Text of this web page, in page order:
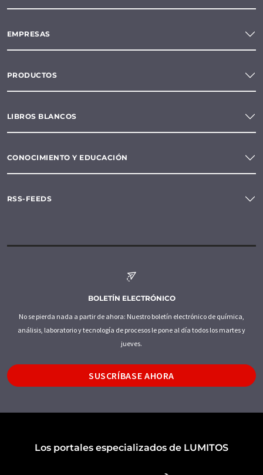
EMPRESAS
PRODUCTOS
LIBROS BLANCOS
CONOCIMIENTO Y EDUCACIÓN
RSS-FEEDS
BOLETÍN ELECTRÓNICO
No se pierda nada a partir de ahora: Nuestro boletín electrónico de química,
análisis, laboratorio y tecnología de procesos le pone al día todos los martes y
jueves.
SUSCRÍBASE AHORA
Los portales especializados de LUMITOS